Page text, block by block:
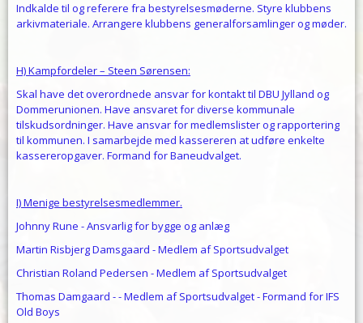
Indkalde til og referere fra bestyrelsesmøderne. Styre klubbens
arkivmateriale. Arrangere klubbens generalforsamlinger og møder.
H) Kampfordeler – Steen Sørensen:
Skal have det overordnede ansvar for kontakt til DBU Jylland og
Dommerunionen. Have ansvaret for diverse kommunale
tilskudsordninger. Have ansvar for medlemslister og rapportering
til kommunen. I samarbejde med kassereren at udføre enkelte
kassereropgaver. Formand for Baneudvalget.
I) Menige bestyrelsesmedlemmer.
Johnny Rune - Ansvarlig for bygge og anlæg
Martin Risbjerg Damsgaard - Medlem af Sportsudvalget
Christian Roland Pedersen - Medlem af Sportsudvalget
Thomas Damgaard - - Medlem af Sportsudvalget - Formand for IFS
Old Boys